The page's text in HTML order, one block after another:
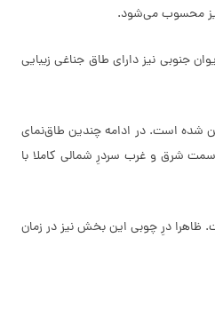
نیز محسوب می‌شود.
جنوبی نیز دارای طاق جناغی زیبایی
شده است. در ادامه چندین طاق‌نمای
شرق و غرب سردرِ شمالی کاملا با
ظاهرا درِ چوبی این بخش نیز در زمان